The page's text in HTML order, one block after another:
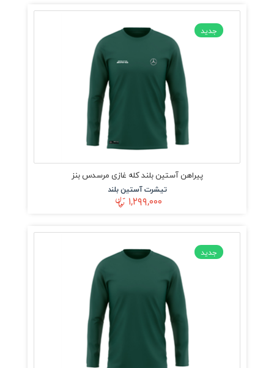
جدید
پیراهن آستین بلند کله غازی مرسدس بنز
تیشرت آستین بلند
۱,۲۹۹,۰۰۰
جدید